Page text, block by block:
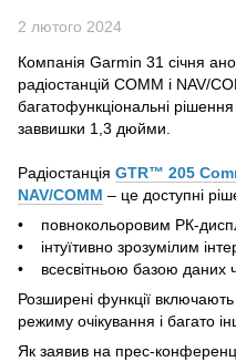
2 лютого 2024
Компанія Garmin 31 січня
радіостанцій COMM і NAV/
багатофункціональні
заввишки 1,3 дюйми.
Радіостанція GTR™ 205
NAV/COMM – це доступні
• повнокольоровим РК-
• інтуїтивно зрозумілим
• всесвітньою базою даних
Розширені функції
режиму очікування і багато
Як заявив на прес-